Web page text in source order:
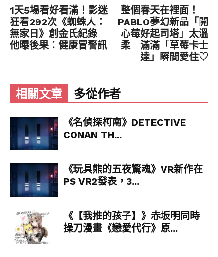
1天5場看好看滿！影迷
狂看292次《蜘蛛人：
無家日》創金氏紀錄
他曝後果：健康冒警訊
整個春天在裡面！
PABLO夢幻新品「開
心莓好起司塔」太溫
柔 滿滿「草莓卡士
達」瞬間愛住♡
相關文章 多從作者
《名偵探柯南》DETECTIVE
CONAN TH...
《玩具熊的五夜驚魂》VR新作在
PS VR2發表，3...
《【我推的孩子】》赤坂明同時
操刀漫畫《戀愛代行》原...